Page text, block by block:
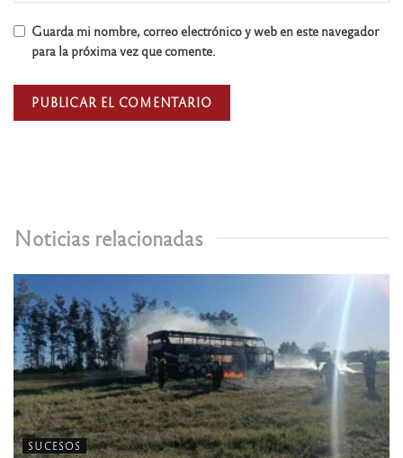
Noticias relacionadas
SUCESOS
Guarda mi nombre, correo electrónico y web en este navegador
para la próxima vez que comente.